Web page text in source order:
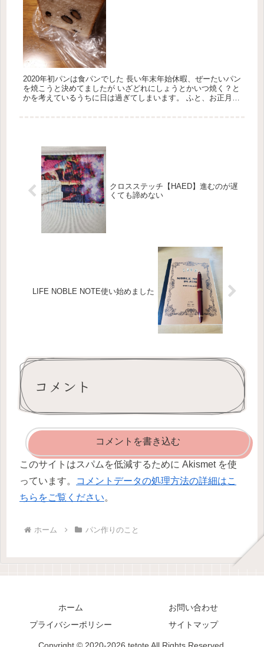
2020年初パンは食パンでした 長い年末年始休暇、ぜーたいパン
を焼こうと決めてましたが いざどれにしょうとかいつ焼く？と
かを考えているうちに日は過ぎてしまいます。 ふと、お正月の
クロスステッチ【HAED】進むのが遅
くても諦めない
LIFE NOBLE NOTE使い始めました
コメント
コメントを書き込む
このサイトはスパムを低減するために Akismet を使
っています。
コメントデータの処理方法の詳細はこ
ちらをご覧ください。
ホーム パン作りのこと
ホーム
お問い合わせ
プライバシーポリシー
サイトマップ
Copyright © 2020-2026 tetote All Rights Reserved.